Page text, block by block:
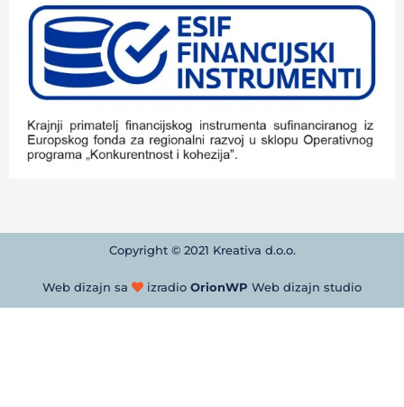
Copyright © 2021 Kreativa d.o.o.
Web dizajn sa izradio OrionWP Web dizajn studio